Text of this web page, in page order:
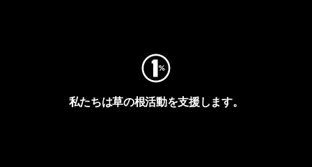
私たちは草の根活動を支援します。